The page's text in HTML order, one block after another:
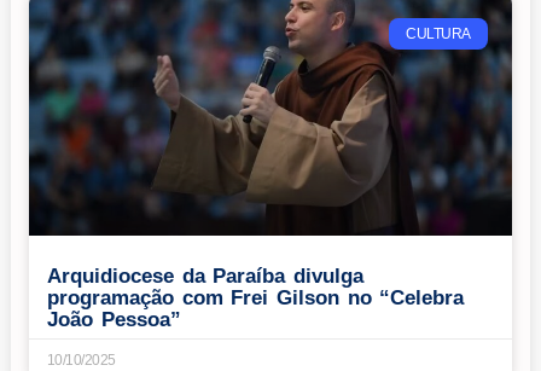
CULTURA
Arquidiocese da Paraíba divulga
programação com Frei Gilson no “Celebra
João Pessoa”
10/10/2025